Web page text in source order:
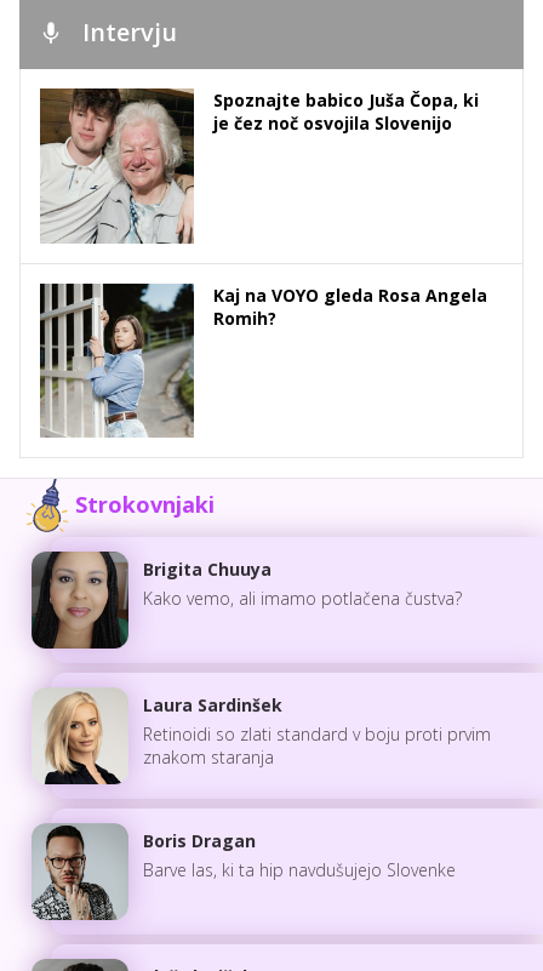
Intervju
Spoznajte babico Juša Čopa, ki
je čez noč osvojila Slovenijo
Kaj na VOYO gleda Rosa Angela
Romih?
Strokovnjaki
Brigita Chuuya
Kako vemo, ali imamo potlačena čustva?
Laura Sardinšek
Retinoidi so zlati standard v boju proti prvim
znakom staranja
Boris Dragan
Barve las, ki ta hip navdušujejo Slovenke